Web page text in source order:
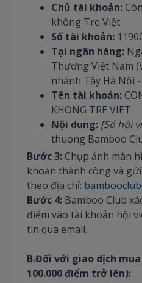
Chủ tài khoản:
không Tre Việt
Số tài khoản:
Tại ngân hàng:
Thương Việt Nam
nhánh Tây Hà Nội
Tên tài khoản:
KHONG TRE VIET
Nội dung: [Số hội
thuong Bamboo
Bước 3: Chụp ảnh màn
khoản thành công và
theo địa chỉ:
Bước 4: Bamboo Club
điểm vào tài khoản hội
tin qua email.
B.Đối với giao dịch
100.000 điểm trở lên):